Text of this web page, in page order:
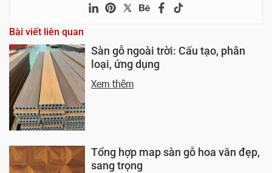
Bài viết liên quan
Sàn gỗ ngoài trời: Cấu tạo, phân
loại, ứng dụng
Xem thêm
Tổng hợp map sàn gỗ hoa văn đẹp,
sang trọng